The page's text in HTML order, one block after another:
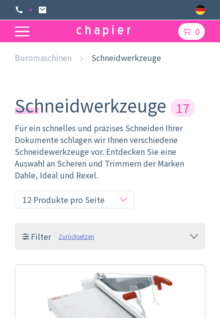
0
Büromaschinen Schneidwerkzeuge
Schneidwerkzeuge 17
Für ein schnelles und präzises Schneiden Ihrer
Dokumente schlagen wir Ihnen verschiedene
Schneidewerkzeuge vor. Entdecken Sie eine
Auswahl an Scheren und Trimmern der Marken
Dahle, Ideal und Rexel.
Filter Zurücksetzen